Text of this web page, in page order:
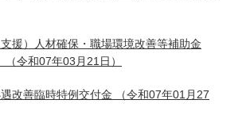
援）人材確保・職場環境改善等補助金
（令和07年03月21日）
改善臨時特例交付金 （令和07年01月27